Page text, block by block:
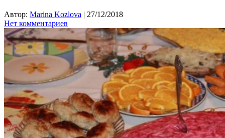
Автор: Marina Kozlova | 27/12/2018
Нет комментариев